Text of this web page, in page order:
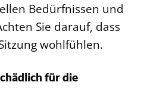
Bedürfnissen und
Sie darauf, dass
wohlfühlen.
für die